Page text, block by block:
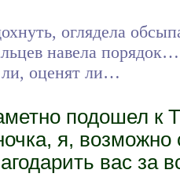
оглядела
навела порядок…
оценят ли…
подошел
я,
вас за